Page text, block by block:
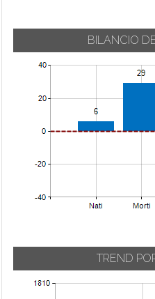
BILANCIO
TREND